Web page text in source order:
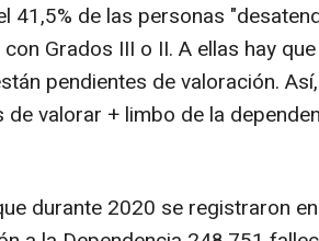
41,5% de las personas
Grados III o II. A ellas hay
pendientes de valoración.
valorar + limbo de la
durante 2020 se registraron